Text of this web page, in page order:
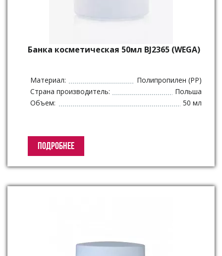
Банка косметическая 50мл BJ2365 (WEGA)
Материал:
Полипропилен (PP)
Страна производитель:
Польша
Объем:
50 мл
ПОДРОБНЕЕ